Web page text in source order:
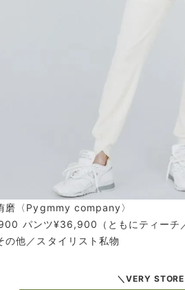
磨〈Pygmmy company〉
パンツ¥36,900（ともにティーチ
の他／スタイリスト私物
＼VERY